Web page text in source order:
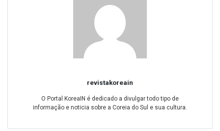
revistakoreain
O Portal KoreaIN é dedicado a divulgar todo tipo de
informação e noticia sobre a Coreia do Sul e sua cultura.